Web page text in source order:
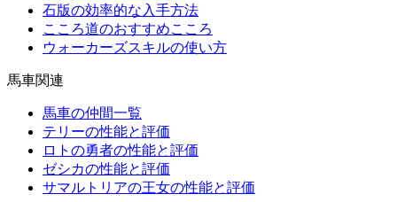
石版の効率的な入手方法
こころ道のおすすめこころ
ウォーカーズスキルの使い方
馬車関連
馬車の仲間一覧
テリーの性能と評価
ロトの勇者の性能と評価
ゼシカの性能と評価
サマルトリアの王女の性能と評価